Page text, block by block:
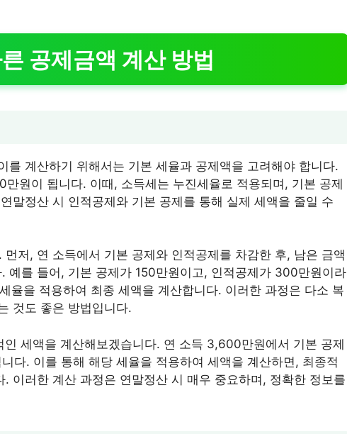
공제금액 계산 방법
를 계산하기 위해서는 기본 세율과 공제액을 고려해야 합니다.
원이 됩니다. 이때, 소득세는 누진세율로 적용되며, 기본 공제
말정산 시 인적공제와 기본 공제를 통해 실제 세액을 줄일 수
저, 연 소득에서 기본 공제와 인적공제를 차감한 후, 남은 금액
예를 들어, 기본 공제가 150만원이고, 인적공제가 300만원이라
율을 적용하여 최종 세액을 계산합니다. 이러한 과정은 다소 복
것도 좋은 방법입니다.
세액을 계산해보겠습니다. 연 소득 3,600만원에서 기본 공제
다. 이를 통해 해당 세율을 적용하여 세액을 계산하면, 최종적
이러한 계산 과정은 연말정산 시 매우 중요하며, 정확한 정보를